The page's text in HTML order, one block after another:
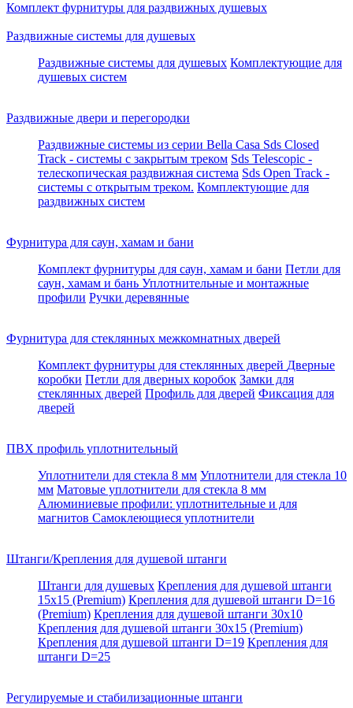
Комплект фурнитуры для раздвижных душевых
Раздвижные системы для душевых
Раздвижные системы для душевых Комплектующие для
душевых систем
Раздвижные двери и перегородки
Раздвижные системы из серии Bella Casa Sds Closed
Track - системы с закрытым треком Sds Telescopic -
телескопическая раздвижная система Sds Open Track -
системы с открытым треком. Комплектующие для
раздвижных систем
Фурнитура для саун, хамам и бани
Комплект фурнитуры для саун, хамам и бани Петли для
саун, хамам и бань Уплотнительные и монтажные
профили Ручки деревянные
Фурнитура для стеклянных межкомнатных дверей
Комплект фурнитуры для стеклянных дверей Дверные
коробки Петли для дверных коробок Замки для
стеклянных дверей Профиль для дверей Фиксация для
дверей
ПВХ профиль уплотнительный
Уплотнители для стекла 8 мм Уплотнители для стекла 10
мм Матовые уплотнители для стекла 8 мм
Алюминиевые профили: уплотнительные и для
магнитов Самоклеющиеся уплотнители
Штанги/Крепления для душевой штанги
Штанги для душевых Крепления для душевой штанги
15х15 (Premium) Крепления для душевой штанги D=16
(Premium) Крепления для душевой штанги 30x10
Крепления для душевой штанги 30x15 (Premium)
Крепления для душевой штанги D=19 Крепления для
штанги D=25
Регулируемые и стабилизационные штанги